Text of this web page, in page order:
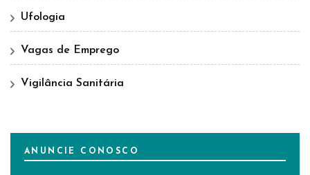
Ufologia
Vagas de Emprego
Vigilância Sanitária
ANUNCIE CONOSCO